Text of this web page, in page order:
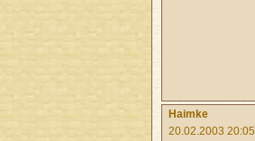
Haimke
20.02.2003 20:05